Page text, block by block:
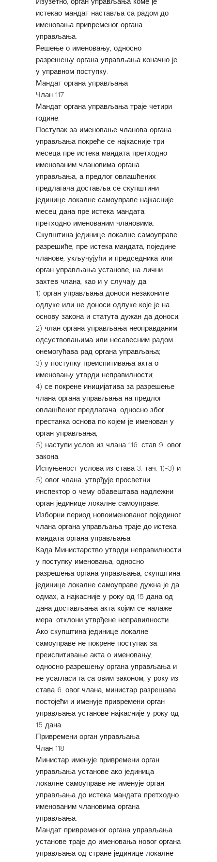
истекао мандат наставља са радом до
именовања привременог органа
управљања.
Решење о именовању, односно
разрешењу органа управљања коначно је
у управном поступку.
Мандат органа управљања
Члан 117
Мандат органа управљања траје четири
године.
Поступак за именовање чланова органа
управљања покреће се најкасније три
месеца пре истека мандата претходно
именованим члановима органа
управљања, а предлог овлашћених
предлагача доставља се скупштини
јединице локалне самоуправе најкасније
месец дана пре истека мандата
претходно именованим члановима.
Скупштина јединице локалне самоуправе
разрешиће, пре истека мандата, поједине
чланове, укључујући и председника или
орган управљања установе, на лични
захтев члана, као и у случају да:
1) орган управљања доноси незаконите
одлуке или не доноси одлуке које је на
основу закона и статута дужан да доноси;
2) члан органа управљања неоправданим
одсуствовањима или несавесним радом
онемогућава рад органа управљања;
3) у поступку преиспитивања акта о
именовању утврди неправилности;
4) се покрене иницијатива за разрешење
члана органа управљања на предлог
овлашћеног предлагача, односно због
престанка основа по којем је именован у
орган управљања;
5) наступи услов из члана 116. став 9. овог
закона.
Испуњеност услова из става 3. тач. 1)-3) и
5) овог члана, утврђује просветни
инспектор о чему обавештава надлежни
орган јединице локалне самоуправе.
Изборни период новоименованог појединог
члана органа управљања траје до истека
мандата органа управљања.
Када Министарство утврди неправилности
у поступку именовања, односно
разрешења органа управљања, скупштина
јединице локалне самоуправе дужна је да
одмах, а најкасније у року од 15 дана од
дана достављања акта којим се налаже
мера, отклони утврђене неправилности.
Ако скупштина јединице локалне
самоуправе не покрене поступак за
преиспитивање акта о именовању,
односно разрешењу органа управљања и
не усагласи га са овим законом, у року из
става 6. овог члана, министар разрешава
постојећи и именује привремени орган
управљања установе најкасније у року од
15 дана.
Привремени орган управљања
Члан 118
Министар именује привремени орган
управљања установе ако јединица
локалне самоуправе не именује орган
управљања до истека мандата претходно
именованим члановима органа
управљања.
Мандат привременог органа управљања
установе траје до именовања новог органа
управљања од стране јединице локалне